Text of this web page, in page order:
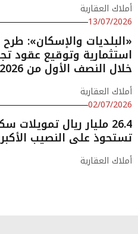
أملاك العقارية
13/07/2026
خلال النصف الأول من 2026
أملاك العقارية
02/07/2026
تستحوذ على النصيب الأكبر
أملاك العقارية